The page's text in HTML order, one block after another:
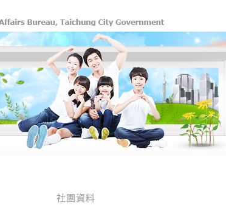
社團資料